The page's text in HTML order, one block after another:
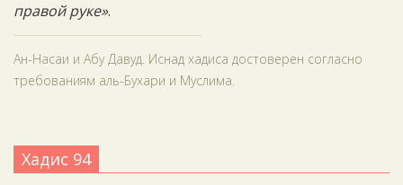
правой руке».
Ан-Насаи и Абу Давуд. Иснад хадиса достоверен согласно
требованиям аль-Бухари и Муслима.
Хадис 94